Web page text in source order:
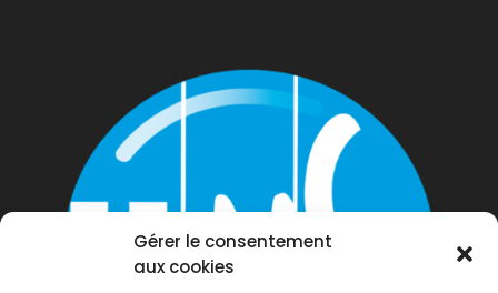
Gérer le consentement
aux cookies